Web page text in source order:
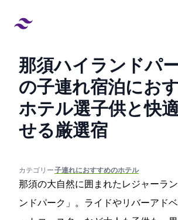
那須ハイランドパ
の子連れ宿泊にお
ホテル14選!子供と快
せる厳選宿
カテゴリー:#子連れにおすすめのホテル
那須の大自然に囲まれたレジャーラ
ンドパーク」。VRライドやリバーアド